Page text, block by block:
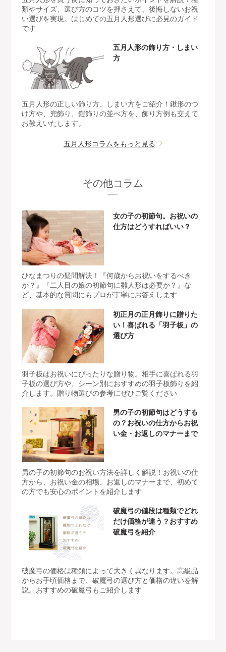
類やサイズ、選び方のコツを押さえて、後悔しないお祝
い選びを実現。はじめての五月人形選びに必見のガイド
です
五月人形の飾り方・しまい
方
五月人形の正しい飾り方、しまい方をご紹介！鍬形のつ
け方や、兜飾り、鎧飾りの並べ方を、飾り方例も交えて
お教えいたします。
五月人形コラムをもっと見る
その他コラム
女の子の初節句。お祝いの
仕方はどうすればいい？
ひなまつりの疑問解決！『何歳からお祝いをするべき
か？』『二人目の娘の初節句に雛人形は必要か？』な
ど、基本的な質問にもプロが丁寧にお答えします
初正月の正月飾りに贈りた
い！喜ばれる「羽子板」の
選び方
羽子板はお祝いにぴったりな贈り物。相手に喜ばれる羽
子板の選び方や、シーン別におすすめの羽子板飾りを紹
介します。贈り物選びの参考にぜひご覧ください
男の子の初節句はどうする
の？お祝いの仕方からお祝
い金・お返しのマナーまで
男の子の初節句のお祝い方法を詳しく解説！お祝いの仕
方から、お祝い金の相場、お返しのマナーまで、初めて
の方でも安心のポイントを紹介します
破魔弓の値段は種類でどれ
だけ価格が違う？おすすめ
破魔弓を紹介
破魔弓の価格は種類によって大きく異なります。高級品
からお手頃価格まで、破魔弓の選び方と価格の違いを解
説。おすすめの破魔弓もご紹介します